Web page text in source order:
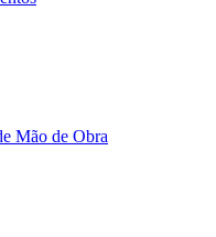
Mão de Obra